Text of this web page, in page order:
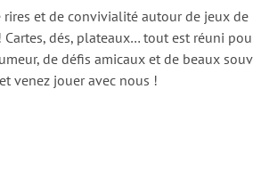
et de convivialité autour de jeux de
dés, plateaux… tout est réuni
de défis amicaux et de beaux
venez jouer avec nous !